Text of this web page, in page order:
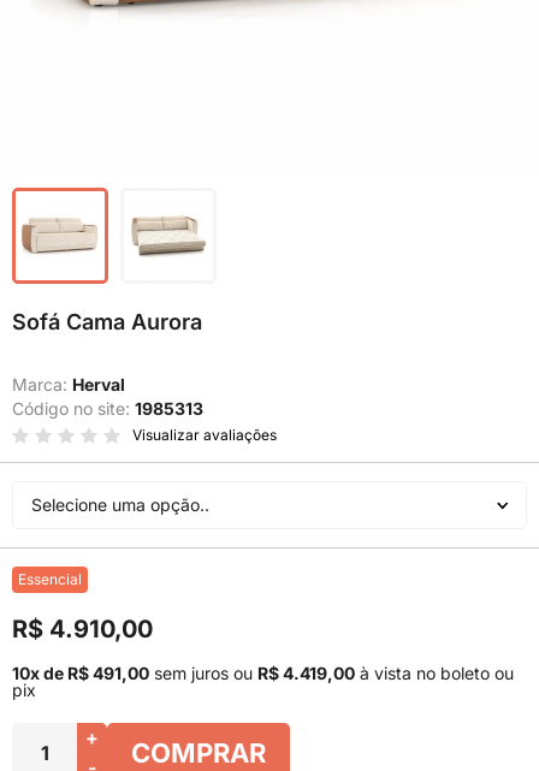
Sofá Cama Aurora
Marca: Herval
Código no site: 1985313
Visualizar avaliações
Selecione uma opção..
Essencial
R$ 4.910,00
10x de R$ 491,00 sem juros ou R$ 4.419,00 à vista no boleto ou
pix
+
COMPRAR